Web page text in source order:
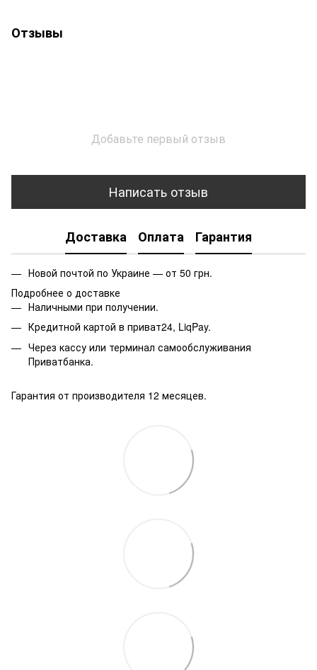
Отзывы
Добавьте первый отзыв
Написать отзыв
Доставка Оплата Гарантия
Новой почтой по Украине — от 50 грн.
Подробнее о доставке
Наличными при получении.
Кредитной картой в приват24, LiqPay.
Через кассу или терминал самообслуживания
Приватбанка.
Гарантия от производителя 12 месяцев.